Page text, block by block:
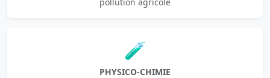
🧪
PHYSICO-CHIMIE